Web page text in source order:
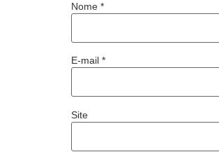
Nome *
E-mail *
Site